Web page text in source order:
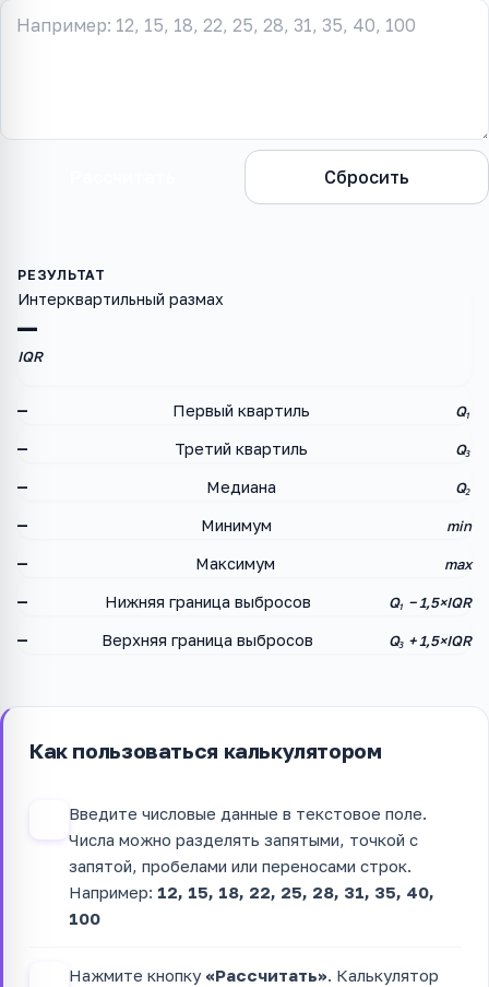
Сбросить
—
Интерквартильный размах
IQR
— Первый квартиль Q₁
— Третий квартиль Q₃
— Медиана Q₂
— Минимум min
— Максимум max
— Нижняя граница выбросов Q₁ − 1,5×IQR
— Верхняя граница выбросов Q₃ + 1,5×IQR
Как пользоваться калькулятором
Введите числовые данные в текстовое поле.
Числа можно разделять запятыми, точкой с
запятой, пробелами или переносами строк.
Например: 12, 15, 18, 22, 25, 28, 31, 35, 40,
100
Нажмите кнопку «Рассчитать». Калькулятор